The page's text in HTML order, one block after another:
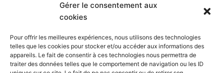
Gérer le consentement aux
cookies
Pour offrir les meilleures expériences, nous utilisons des technologies
telles que les cookies pour stocker et/ou accéder aux informations des
appareils. Le fait de consentir à ces technologies nous permettra de
traiter des données telles que le comportement de navigation ou les ID
Qui sommes-nous ?
S’abonner
Mentions Légales